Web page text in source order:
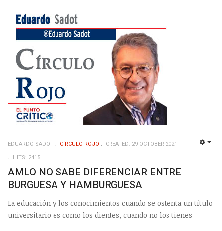
EDUARDO SADOT CÍRCULO ROJO
CREATED: 29 OCTOBER 2021
HITS: 2415
AMLO NO SABE DIFERENCIAR ENTRE
BURGUESA Y HAMBURGUESA
La educación y los conocimientos cuando se ostenta un título
universitario es como los dientes, cuando no los tienes